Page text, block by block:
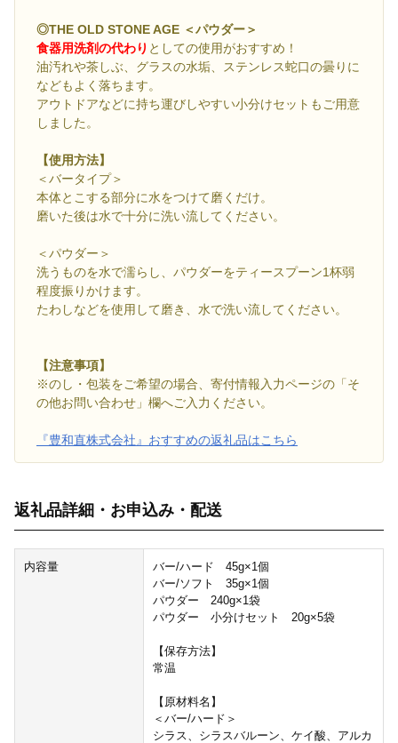
◎THE OLD STONE AGE ＜パウダー＞
食器用洗剤の代わり としての使用がおすすめ！
油汚れや茶しぶ、グラスの水垢、ステンレス蛇口の曇りに
などもよく落ちます。
アウトドアなどに持ち運びしやすい小分けセットもご用意
しました。
【使用方法】
＜バータイプ＞
本体とこする部分に水をつけて磨くだけ。
磨いた後は水で十分に洗い流してください。
＜パウダー＞
洗うものを水で濡らし、パウダーをティースプーン1杯弱
程度振りかけます。
たわしなどを使用して磨き、水で洗い流してください。
【注意事項】
※のし・包装をご希望の場合、寄付情報入力ページの「そ
の他お問い合わせ」欄へご入力ください。
『豊和直株式会社』おすすめの返礼品はこちら
返礼品詳細・お申込み・配送
内容量
バー/ハード 45g×1個
バー/ソフト 35g×1個
パウダー 240g×1袋
パウダー 小分けセット 20g×5袋
【保存方法】
常温
【原材料名】
＜バー/ハード＞
シラス、シラスバルーン、ケイ酸、アルカ